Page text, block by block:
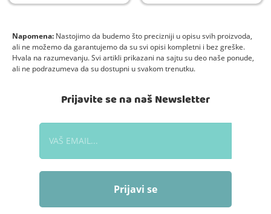
Napomena: Nastojimo da budemo što precizniji u opisu svih proizvoda,
ali ne možemo da garantujemo da su svi opisi kompletni i bez greške.
Hvala na razumevanju. Svi artikli prikazani na sajtu su deo naše ponude,
ali ne podrazumeva da su dostupni u svakom trenutku.
Prijavite se na naš Newsletter
Prijavi se